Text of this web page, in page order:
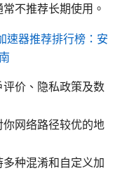
不推荐长期使用。
速器推荐排行榜：安
价、隐私政策及数
网络路径较优的地
种混淆和自定义加